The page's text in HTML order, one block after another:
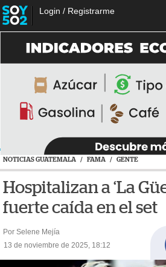
Login / Registrarme
NOTICIAS GUATEMALA / FAMA / GENTE
Hospitalizan a ‘La
fuerte caída en el set
Por Selene Mejía
13 de noviembre de 2025, 18:12